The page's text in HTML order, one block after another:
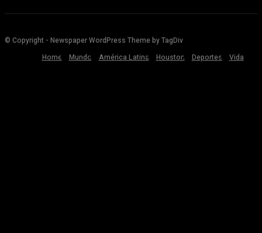
© Copyright - Newspaper WordPress Theme by TagDiv
Home
Mundo América Latina Houston Deportes Vida